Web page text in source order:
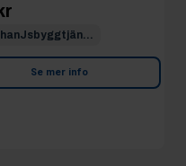
Se mer info